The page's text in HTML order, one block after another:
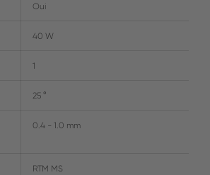
Oui
40 W
1
25 °
0.4 - 1.0 mm
RTM MS